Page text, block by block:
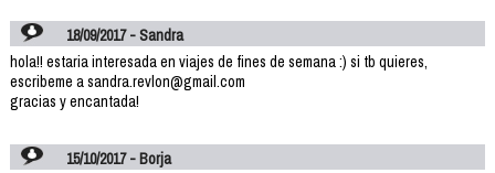
18/09/2017 - Sandra
hola!! estaria interesada en viajes de fines de semana :) si tb quieres,
escribeme a sandra.revlon@gmail.com
gracias y encantada!
15/10/2017 - Borja